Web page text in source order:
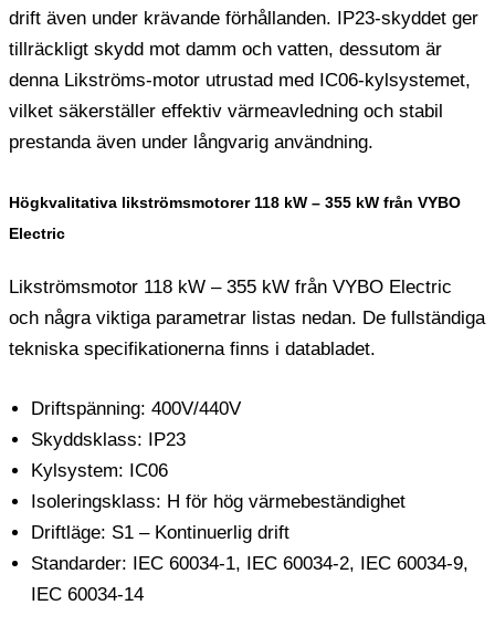
drift även under krävande förhållanden. IP23-skyddet ger
tillräckligt skydd mot damm och vatten, dessutom är
denna Likströms-motor utrustad med IC06-kylsystemet,
vilket säkerställer effektiv värmeavledning och stabil
prestanda även under långvarig användning.
Högkvalitativa likströmsmotorer 118 kW – 355 kW från VYBO
Electric
Likströmsmotor 118 kW – 355 kW från VYBO Electric
och några viktiga parametrar listas nedan. De fullständiga
tekniska specifikationerna finns i databladet.
Driftspänning: 400V/440V
Skyddsklass: IP23
Kylsystem: IC06
Isoleringsklass: H för hög värmebeständighet
Driftläge: S1 – Kontinuerlig drift
Standarder: IEC 60034-1, IEC 60034-2, IEC 60034-9,
IEC 60034-14